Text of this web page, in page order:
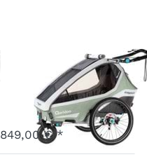
Kidgoo1 Pro
Q8P-20-M
Ausverkauft - wird nachgeliefert, sobald wieder auf Lager.
849,00 € *